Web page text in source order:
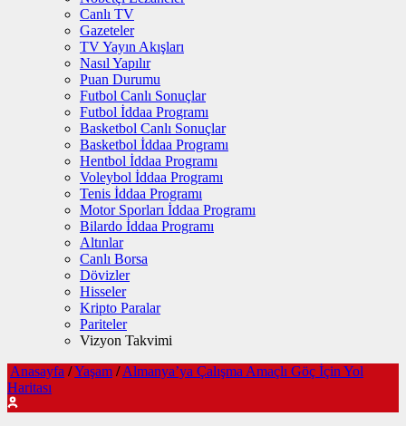
Canlı TV
Gazeteler
TV Yayın Akışları
Nasıl Yapılır
Puan Durumu
Futbol Canlı Sonuçlar
Futbol İddaa Programı
Basketbol Canlı Sonuçlar
Basketbol İddaa Programı
Hentbol İddaa Programı
Voleybol İddaa Programı
Tenis İddaa Programı
Motor Sporları İddaa Programı
Bilardo İddaa Programı
Altınlar
Canlı Borsa
Dövizler
Hisseler
Kripto Paralar
Pariteler
Vizyon Takvimi
Anasayfa /Yaşam / Almanya’ya Çalışma Amaçlı Göç İçin Yol
Haritası